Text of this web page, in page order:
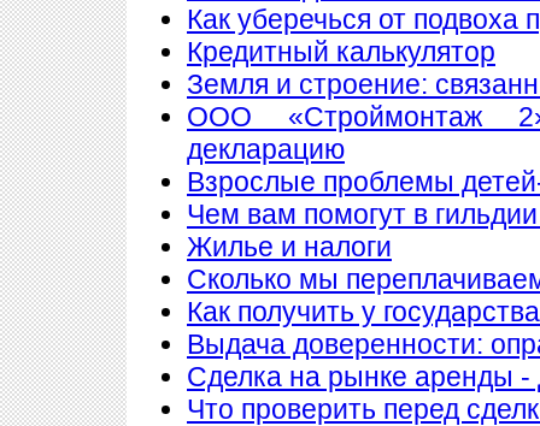
Как уберечься от подвоха
Кредитный калькулятор
Земля и строение:
ООО «Строймонтаж
декларацию
Взрослые проблемы
Чем вам помогут в
Жилье и налоги
Сколько мы
Как получить у
Выдача доверенности:
Сделка на рынке аренды -
Что проверить перед